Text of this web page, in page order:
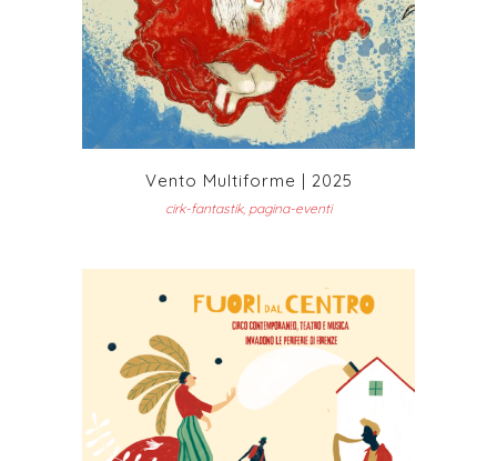
Vento Multiforme | 2025
cirk-fantastik, pagina-eventi